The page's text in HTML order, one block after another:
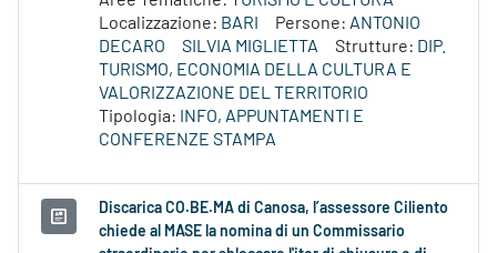
Localizzazione: BARI Persone: ANTONIO
DECARO
SILVIA MIGLIETTA Strutture: DIP.
TURISMO, ECONOMIA DELLA CULTURA E
VALORIZZAZIONE DEL TERRITORIO
Tipologia:
INFO, APPUNTAMENTI E
CONFERENZE STAMPA
Discarica CO.BE.MA di Canosa, l’assessore Ciliento
chiede al MASE la nomina di un Commissario